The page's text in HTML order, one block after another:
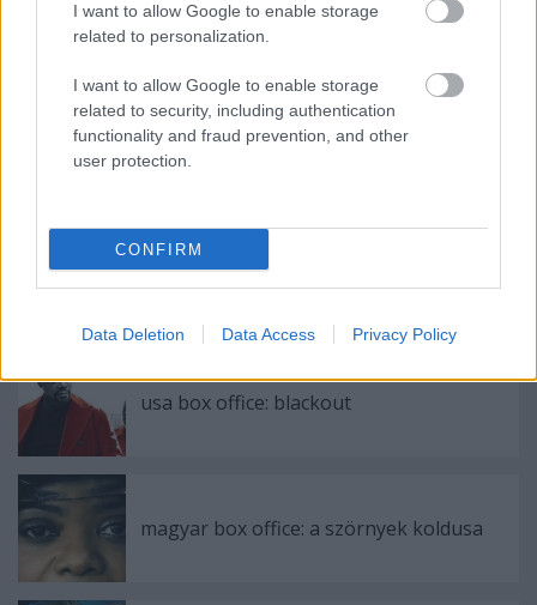
I want to allow Google to enable storage
related to personalization.
I want to allow Google to enable storage
related to security, including authentication
functionality and fraud prevention, and other
user protection.
CONFIRM
Data Deletion Data Access Privacy Policy
Címkék:horror *** amc tv show spinoff drama
cliff curtis kim dickens the walking dead zombiemovie
apocalyptic tv kritika alycia debnam carey
Ajánlott bejegyzések:
usa box office: blackout
magyar box office: a szörnyek koldusa